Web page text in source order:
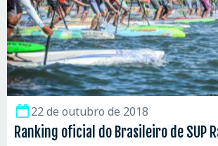
22 de outubro de 2018
Ranking oficial do Brasileiro de SUP